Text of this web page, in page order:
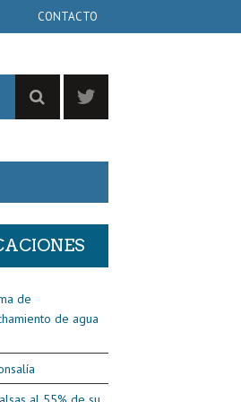
CONTACTO
de
de agua